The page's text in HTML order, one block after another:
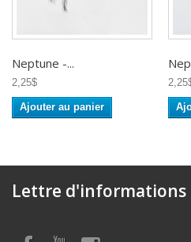
Neptune -...
2,25$
Ajouter au panier
Lettre d'informations